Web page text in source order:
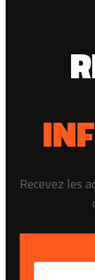
Recevez les